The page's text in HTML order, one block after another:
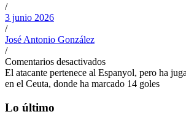
/
3 junio 2026
/
José Antonio González
/
Comentarios desactivados
El atacante pertenece al Espanyol, pero ha
en el Ceuta, donde ha marcado 14 goles
Lo último